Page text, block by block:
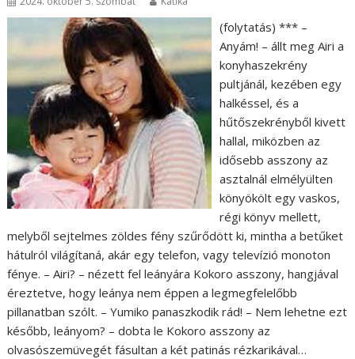
(folytatás) *** –
Anyám! – állt meg Airi a
konyhaszekrény
pultjánál, kezében egy
halkéssel, és a
hűtőszekrényből kivett
hallal, miközben az
idősebb asszony az
asztalnál elmélyülten
könyökölt egy vaskos,
régi könyv mellett,
melyből sejtelmes zöldes fény szűrődött ki, mintha a betűket
hátulról világítaná, akár egy telefon, vagy televízió monoton
fénye. – Airi? – nézett fel leányára Kokoro asszony, hangjával
éreztetve, hogy leánya nem éppen a legmegfelelőbb
pillanatban szólt. – Yumiko panaszkodik rád! – Nem lehetne ezt
később, leányom? – dobta le Kokoro asszony az
olvasószemüvegét fásultan a két patinás rézkarikával…